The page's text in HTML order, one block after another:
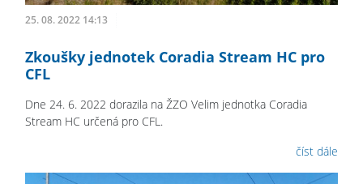
25. 08. 2022 14:13
Zkoušky jednotek Coradia Stream HC pro
CFL
Dne 24. 6. 2022 dorazila na ŽZO Velim jednotka Coradia
Stream HC určená pro CFL.
číst dále